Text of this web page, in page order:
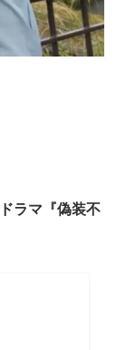
ドラマ『偽装不